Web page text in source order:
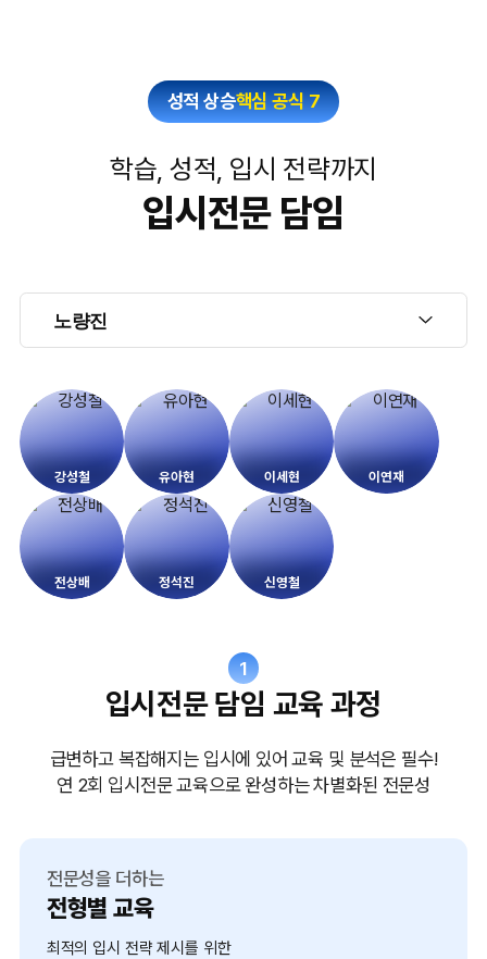
성적 상승핵심 공식 7
학습, 성적, 입시 전략까지
입시전문 담임
강성철 유아현 이세현 이연재
전상배 정석진 신영철
1
입시전문 담임 교육 과정
급변하고 복잡해지는 입시에 있어 교육 및 분석은 필수!
연 2회 입시전문 교육으로 완성하는 차별화된 전문성
전문성을 더하는
전형별 교육
최적의 입시 전략 제시를 위한